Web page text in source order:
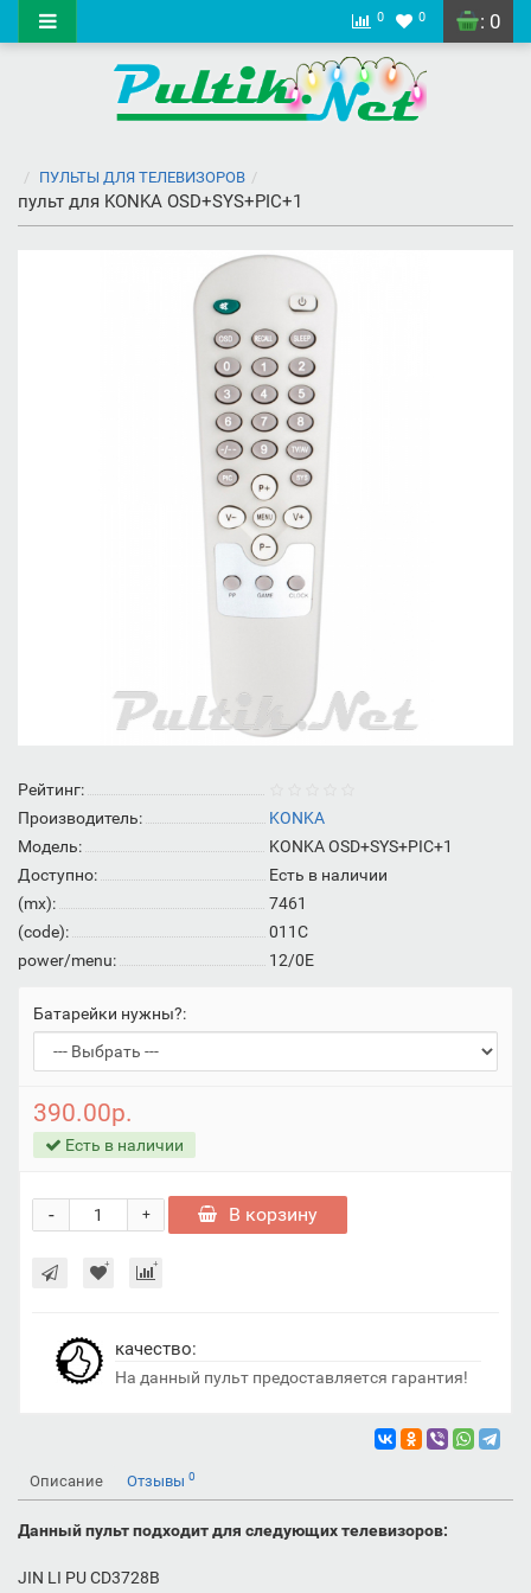
: 0
0 0
ПУЛЬТЫ ДЛЯ ТЕЛЕВИЗОРОВ
пульт для KONKA OSD+SYS+PIC+1
Рейтинг:
Производитель:
KONKA
Модель:
KONKA OSD+SYS+PIC+1
Доступно:
Есть в наличии
(mx):
7461
(code):
011C
power/menu:
12/0E
Батарейки нужны?:
390.00р.
Есть в наличии
+
- В корзину
качество:
На данный пульт предоставляетcя гарантия!
Описание Отзывы 0
Данный пульт подходит для следующих телевизоров:
JIN LI PU CD3728B